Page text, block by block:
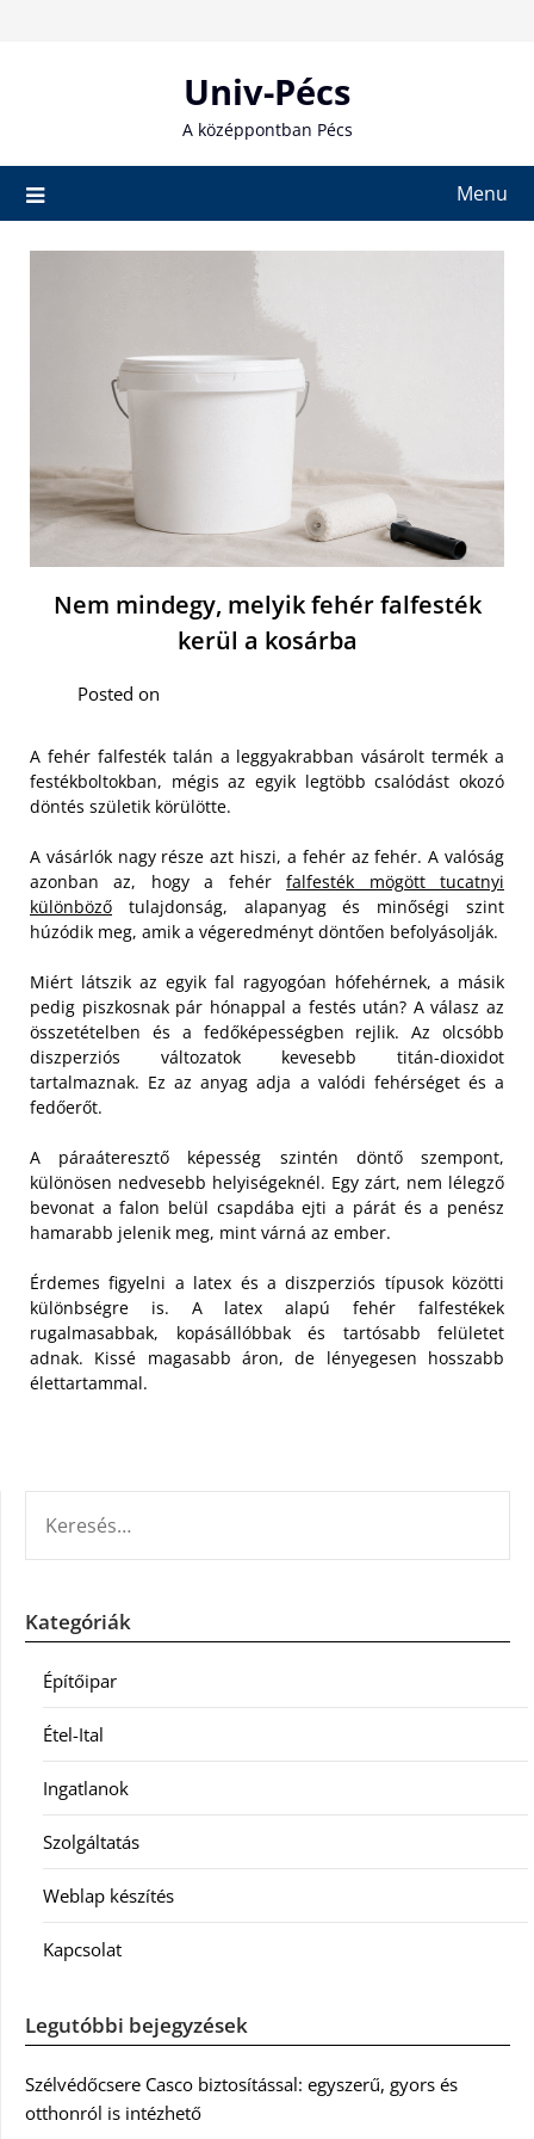
Univ-Pécs
A középpontban Pécs
Menu
Nem mindegy, melyik fehér falfesték
kerül a kosárba
Posted on
A fehér falfesték talán a leggyakrabban vásárolt termék a
festékboltokban, mégis az egyik legtöbb csalódást okozó
döntés születik körülötte.
A vásárlók nagy része azt hiszi, a fehér az fehér. A valóság
azonban az, hogy a fehérfalfesték mögött tucatnyi
különböző tulajdonság, alapanyag és minőségi szint
húzódik meg, amik a végeredményt döntően befolyásolják.
Miért látszik az egyik fal ragyogóan hófehérnek, a másik
pedig piszkosnak pár hónappal a festés után? A válasz az
összetételben és a fedőképességben rejlik. Az olcsóbb
diszperziós változatok kevesebb titán-dioxidot
tartalmaznak. Ez az anyag adja a valódi fehérséget és a
fedőerőt.
A páraáteresztő képesség szintén döntő szempont,
különösen nedvesebb helyiségeknél. Egy zárt, nem lélegző
bevonat a falon belül csapdába ejti a párát és a penész
hamarabb jelenik meg, mint várná az ember.
Érdemes figyelni a latex és a diszperziós típusok közötti
különbségre is. A latex alapú fehér falfestékek
rugalmasabbak, kopásállóbbak és tartósabb felületet
adnak. Kissé magasabb áron, de lényegesen hosszabb
élettartammal.
Kategóriák
Építőipar
Étel-Ital
Ingatlanok
Szolgáltatás
Weblap készítés
Kapcsolat
Legutóbbi bejegyzések
Szélvédőcsere Casco biztosítással: egyszerű, gyors és
otthonról is intézhető